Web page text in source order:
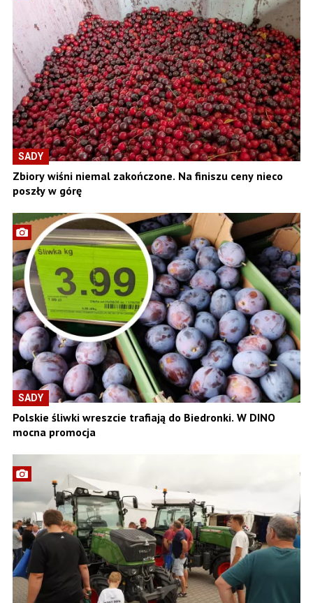
SADY
Zbiory wiśni niemal zakończone. Na finiszu ceny nieco
poszły w górę
SADY
Polskie śliwki wreszcie trafiają do Biedronki. W DINO
mocna promocja